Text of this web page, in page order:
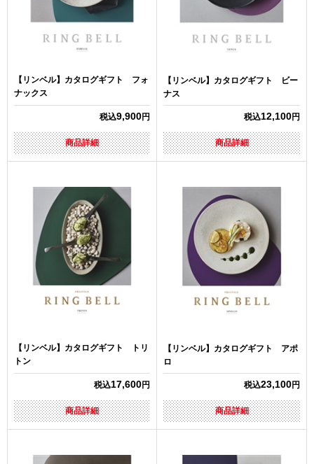
【リンベル】カタログギフト フォ
ナックス
税込9,900円
商品詳細
【リンベル】カタログギフト ビー
ナス
税込12,100円
商品詳細
【リンベル】カタログギフト トリ
トン
税込17,600円
商品詳細
【リンベル】カタログギフト アポ
ロ
税込23,100円
商品詳細